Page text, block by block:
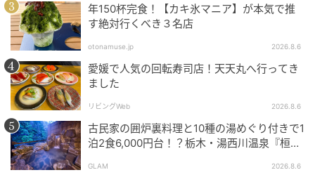
年150杯完食！【カキ氷マニア】が本気で推
す絶対行くべき３名店
otonamuse.jp 2026.8.6
愛媛で人気の回転寿司店！天天丸へ行ってき
ました
リビングWeb 2026.8.6
古民家の囲炉裏料理と10種の湯めぐり付きで1
泊2食6,000円台！？栃木・湯西川温泉『桓武
GLAM 2026.8.6